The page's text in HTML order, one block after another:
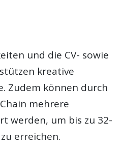
und die CV- sowie
kreative
Zudem können durch
mehrere
werden, um bis zu 32-
erreichen.